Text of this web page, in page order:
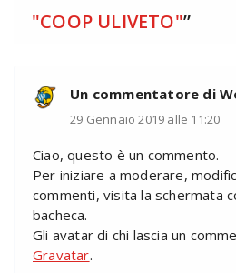
"COOP ULIVETO"”
Un commentatore di
29 Gennaio 2019 alle 11:20
Ciao, questo è un commento.
Per iniziare a moderare,
commenti, visita la schermata
bacheca.
Gli avatar di chi lascia un
Gravatar.